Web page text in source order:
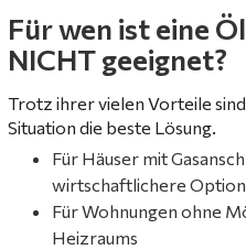
Für wen ist eine
NICHT geeignet?
Trotz ihrer vielen Vorteile
Situation die beste Lösung.
Für Häuser mit
wirtschaftlichere
Für Wohnungen ohne
Heizraums